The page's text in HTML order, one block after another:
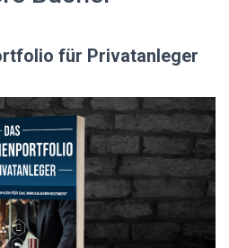
für Privatanleger